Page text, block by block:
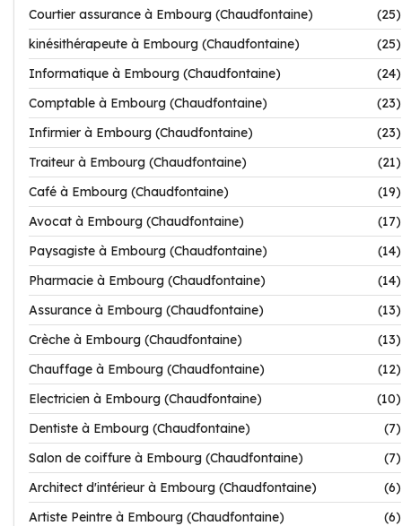
Courtier assurance à Embourg (Chaudfontaine)
(25)
kinésithérapeute à Embourg (Chaudfontaine)
(25)
Informatique à Embourg (Chaudfontaine)
(24)
Comptable à Embourg (Chaudfontaine)
(23)
Infirmier à Embourg (Chaudfontaine)
(23)
Traiteur à Embourg (Chaudfontaine)
(21)
Café à Embourg (Chaudfontaine)
(19)
Avocat à Embourg (Chaudfontaine)
(17)
Paysagiste à Embourg (Chaudfontaine)
(14)
Pharmacie à Embourg (Chaudfontaine)
(14)
Assurance à Embourg (Chaudfontaine)
(13)
Crèche à Embourg (Chaudfontaine)
(13)
Chauffage à Embourg (Chaudfontaine)
(12)
Electricien à Embourg (Chaudfontaine)
(10)
Dentiste à Embourg (Chaudfontaine)
(7)
Salon de coiffure à Embourg (Chaudfontaine)
(7)
Architect d'intérieur à Embourg (Chaudfontaine)
(6)
Artiste Peintre à Embourg (Chaudfontaine)
(6)